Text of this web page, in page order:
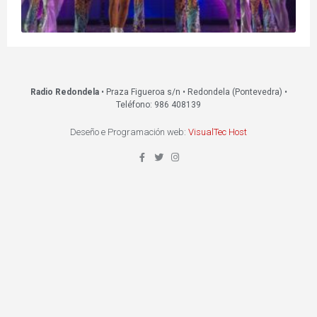
Radio Redondela• Praza Figueroa s/n • Redondela (Pontevedra) •
Teléfono: 986 408139
Deseño e Programación web: VisualTec Host